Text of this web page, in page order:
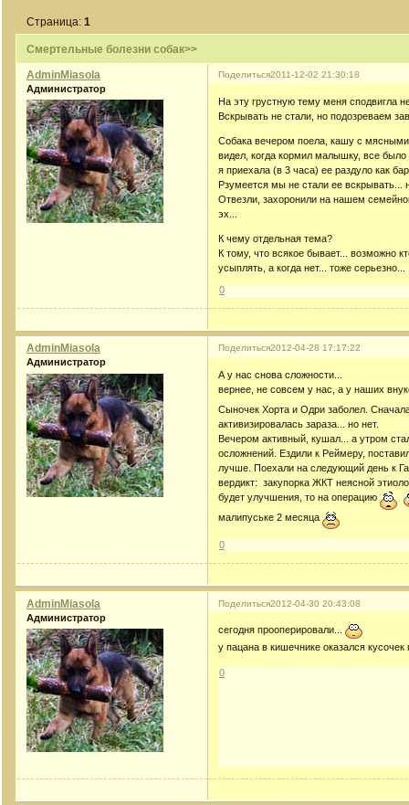
Смертельные болезни собак>>
Страница:1
Поделиться2011-12-02 21:30:18
AdminMiasola
Администратор
На эту грустную тему меня сподвигла
Вскрывать не стали, но подозреваем
Собака вечером поела, кашу с
видел, когда кормил малышку, все
я приехала (в 3 часа) ее раздуло как
Рзумеется мы не стали ее вскрывать...
Отвезли, захоронили на нашем
эх...
К чему отдельная тема?
К тому, что всякое бывает... возможно
усыплять, а когда нет... тоже серьезно...
0
Поделиться2012-04-28 17:17:22
AdminMiasola
Администратор
А у нас снова сложности...
вернее, не совсем у нас, а у наших
Сыночек Хорта и Одри заболел.
активизировалась зараза... но нет.
Вечером активный, кушал... а утром
осложнений. Ездили к Реймеру,
лучше. Поехали на следующий день к
вердикт: закупорка ЖКТ неясной
будет улучшения, то на операцию
малипуське 2 месяца
0
Поделиться2012-04-30 20:43:08
AdminMiasola
Администратор
сегодня прооперировали...
у пацана в кишечнике оказался
0